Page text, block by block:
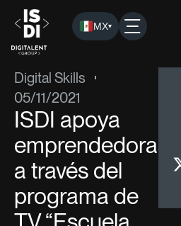
MX▾
ISDI›Blog
Digital Skills
05/11/2021
ISDI apoya
emprendedoras
a través del
programa de